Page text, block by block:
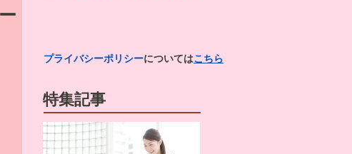
プライバシーポリシーについてはこちら
特集記事